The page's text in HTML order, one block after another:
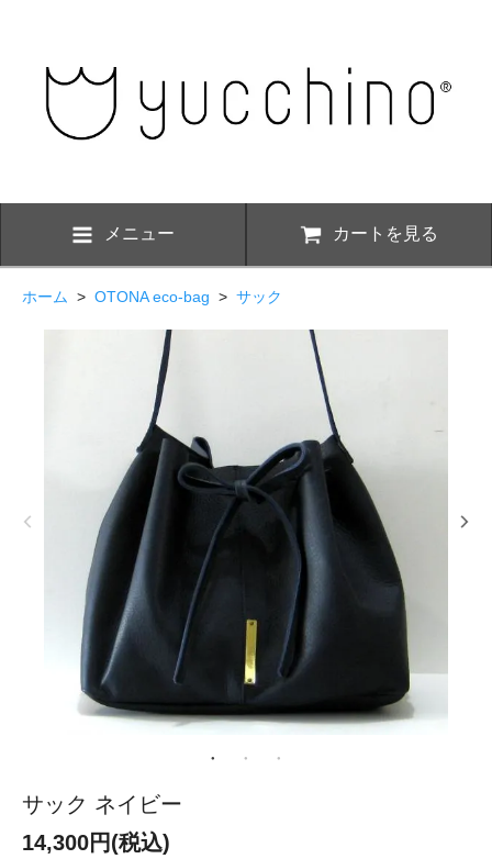
メニュー カートを見る
ホーム > OTONA eco-bag > サック
サック ネイビー
14,300円(税込)